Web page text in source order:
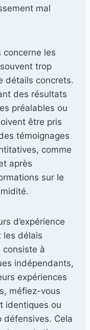
mal
concerne les
trop
détails concrets.
des résultats
préalables ou
être pris
témoignages
comme
après
sur le
d’expérience
les délais
consiste à
indépendants,
expériences
méfiez-vous
identiques ou
défensives. Cela